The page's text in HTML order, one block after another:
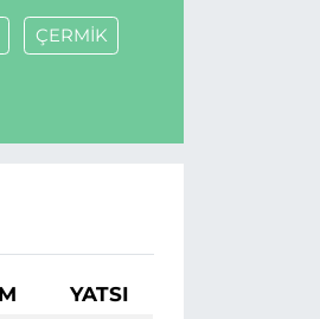
ÇERMİK
YATSI